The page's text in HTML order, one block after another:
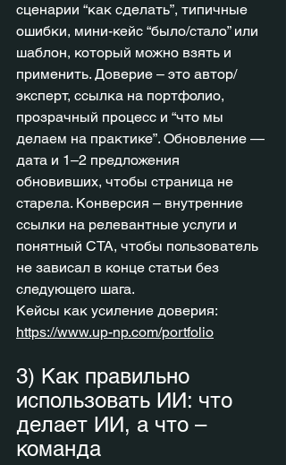
сценарии “как сделать”, типичные
ошибки, мини-кейс “было/стало” или
шаблон, который можно взять и
применить. Доверие – это автор/
эксперт, ссылка на портфолио,
прозрачный процесс и “что мы
делаем на практике”. Обновление —
дата и 1–2 предложения
обновивших, чтобы страница не
старела. Конверсия – внутренние
ссылки на релевантные услуги и
понятный CTA, чтобы пользователь
не зависал в конце статьи без
следующего шага.
Кейсы как усиление доверия:
https://www.up-np.com/portfolio
3) Как правильно
использовать ИИ: что
делает ИИ, а что –
команда